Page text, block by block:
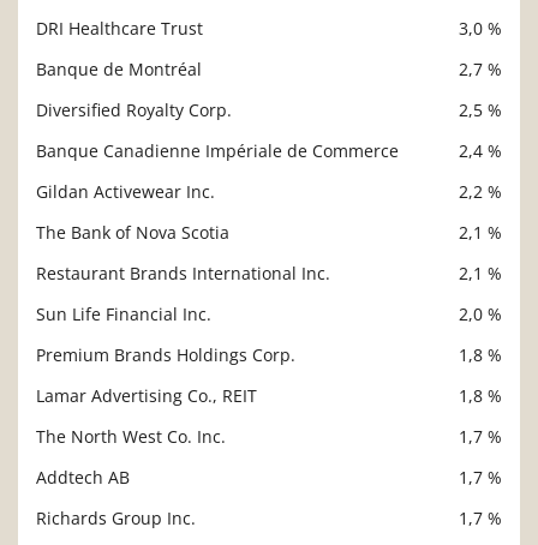
DRI Healthcare Trust
3,0 %
Banque de Montréal
2,7 %
Diversified Royalty Corp.
2,5 %
Banque Canadienne Impériale de Commerce
2,4 %
Gildan Activewear Inc.
2,2 %
The Bank of Nova Scotia
2,1 %
Restaurant Brands International Inc.
2,1 %
Sun Life Financial Inc.
2,0 %
Premium Brands Holdings Corp.
1,8 %
Lamar Advertising Co., REIT
1,8 %
The North West Co. Inc.
1,7 %
Addtech AB
1,7 %
Richards Group Inc.
1,7 %